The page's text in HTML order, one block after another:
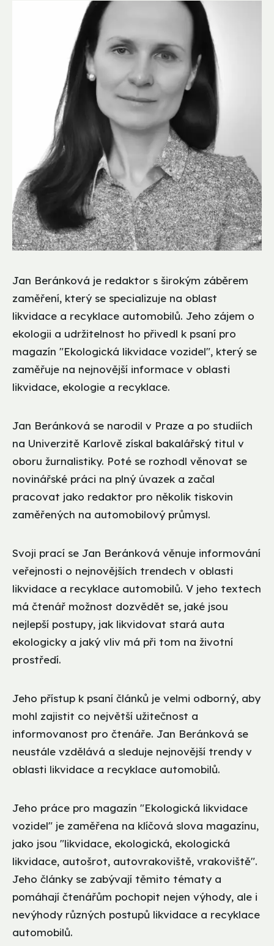
Jan Beránková je redaktor s širokým záběrem
zaměření, který se specializuje na oblast
likvidace a recyklace automobilů. Jeho zájem o
ekologii a udržitelnost ho přivedl k psaní pro
magazín "Ekologická likvidace vozidel", který se
zaměřuje na nejnovější informace v oblasti
likvidace, ekologie a recyklace.
Jan Beránková se narodil v Praze a po studiích
na Univerzitě Karlově získal bakalářský titul v
oboru žurnalistiky. Poté se rozhodl věnovat se
novinářské práci na plný úvazek a začal
pracovat jako redaktor pro několik tiskovin
zaměřených na automobilový průmysl.
Svoji prací se Jan Beránková věnuje informování
veřejnosti o nejnovějších trendech v oblasti
likvidace a recyklace automobilů. V jeho textech
má čtenář možnost dozvědět se, jaké jsou
nejlepší postupy, jak likvidovat stará auta
ekologicky a jaký vliv má při tom na životní
prostředí.
Jeho přístup k psaní článků je velmi odborný, aby
mohl zajistit co největší užitečnost a
informovanost pro čtenáře. Jan Beránková se
neustále vzdělává a sleduje nejnovější trendy v
oblasti likvidace a recyklace automobilů.
Jeho práce pro magazín "Ekologická likvidace
vozidel" je zaměřena na klíčová slova magazínu,
jako jsou "likvidace, ekologická, ekologická
likvidace, autošrot, autovrakoviště, vrakoviště".
Jeho články se zabývají těmito tématy a
pomáhají čtenářům pochopit nejen výhody, ale i
nevýhody různých postupů likvidace a recyklace
automobilů.